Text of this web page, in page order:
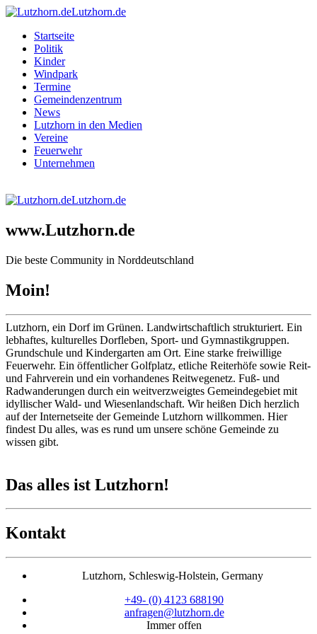
Lutzhorn.de
Startseite
Politik
Kinder
Windpark
Termine
Gemeindenzentrum
News
Lutzhorn in den Medien
Vereine
Feuerwehr
Unternehmen
Lutzhorn.de
www.Lutzhorn.de
Die beste Community in Norddeutschland
Moin!
Lutzhorn, ein Dorf im Grünen. Landwirtschaftlich strukturiert. Ein
lebhaftes, kulturelles Dorfleben, Sport- und Gymnastikgruppen.
Grundschule und Kindergarten am Ort. Eine starke freiwillige
Feuerwehr. Ein öffentlicher Golfplatz, etliche Reiterhöfe sowie Reit-
und Fahrverein und ein vorhandenes Reitwegenetz. Fuß- und
Radwanderungen durch ein weitverzweigtes Gemeindegebiet mit
idyllischer Wald- und Wiesenlandschaft. Wir heißen Dich herzlich
auf der Internetseite der Gemeinde Lutzhorn willkommen. Hier
findest Du alles, was es rund um unsere schöne Gemeinde zu
wissen gibt.
Das alles ist Lutzhorn!
Kontakt
Lutzhorn, Schleswig-Holstein, Germany
+49- (0) 4123 688190
anfragen@lutzhorn.de
Immer offen